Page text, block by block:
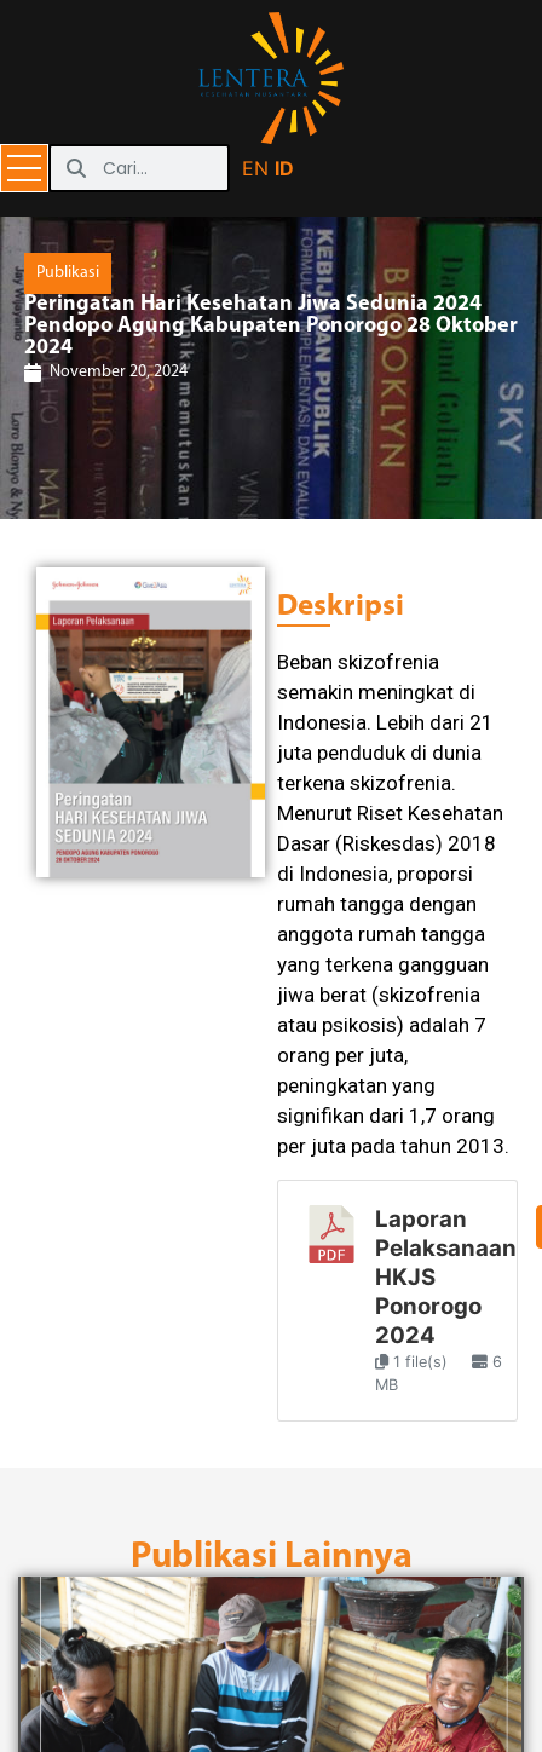
EN ID
Publikasi
Peringatan Hari Kesehatan Jiwa Sedunia 2024
Pendopo Agung Kabupaten Ponorogo 28 Oktober
2024
November 20, 2024
Deskripsi
Beban skizofrenia
semakin meningkat di
Indonesia. Lebih dari 21
juta penduduk di dunia
terkena skizofrenia.
Menurut Riset Kesehatan
Dasar (Riskesdas) 2018
di Indonesia, proporsi
rumah tangga dengan
anggota rumah tangga
yang terkena gangguan
jiwa berat (skizofrenia
atau psikosis) adalah 7
orang per juta,
peningkatan yang
signifikan dari 1,7 orang
per juta pada tahun 2013.
Laporan
Pelaksanaan
HKJS
Ponorogo
2024
1 file(s)
6
MB
Publikasi Lainnya